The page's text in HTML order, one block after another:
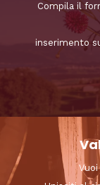
Compila il
inserimento